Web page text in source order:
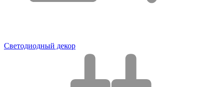
Светодиодный декор